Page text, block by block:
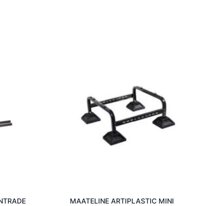
MAATELINE ARTIPLASTIC MINI